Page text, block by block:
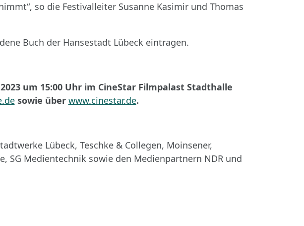
so die Festivalleiter Susanne Kasimir und Thomas
Buch der Hansestadt Lübeck eintragen.
um 15:00 Uhr im CineStar Filmpalast Stadthalle
sowie über www.cinestar.de.
Lübeck, Teschke & Collegen, Moinsener,
SG Medientechnik sowie den Medienpartnern NDR und